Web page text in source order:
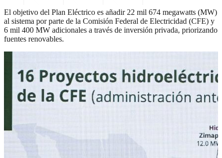
El objetivo del Plan Eléctrico es añadir 22 mil 674 megawatts (MW)
al sistema por parte de la Comisión Federal de Electricidad (CFE) y
6 mil 400 MW adicionales a través de inversión privada, priorizando
fuentes renovables.